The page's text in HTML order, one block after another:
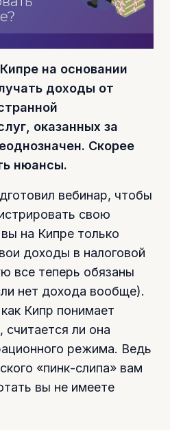
на основании
доходы от
оказанных за
Скорее
нюансы.
вебинар, чтобы
свою
на Кипре только
доходы в налоговой
все теперь обязаны
нет дохода вообще).
Кипр понимает
считается ли она
режима. Ведь
«пинк-слипа» вам
вы не имеете